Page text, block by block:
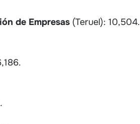
de Empresas (Teruel): 10,504.